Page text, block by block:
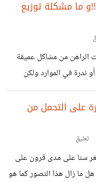
الموظفين عذرًا للتأجيل وتجاهل المهام الحقيقية. القادة الأذكياء
أن يكون وقتهم
التي تستنزف الوقت بلا
ليس
ما مشكلة توزيع
الراهن من مشاكل عميقة
ندرة في الموارد ولكن
وتكدس الأموال في شريحة
في ظل النظام
غير العادل للثروة وفرض
لذلك توجد ضرورة
للدول الفقيرة على
ومنها الفقر، ويوقف هيمنة
على التحمل من
سنا على مدى قرون على
ما زال هذا التصور كما هو